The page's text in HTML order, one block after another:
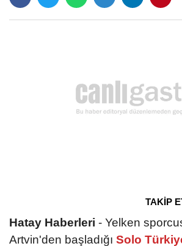
TAKİP
Hatay Haberleri - Yelken
Artvin'den başladığı Solo